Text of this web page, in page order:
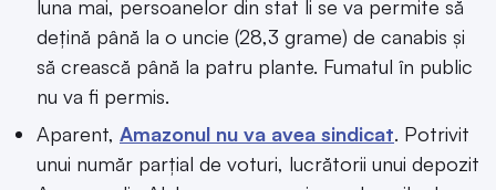
luna mai, persoanelor din stat li se va permite să
dețină până la o uncie (28,3 grame) de canabis și
să crească până la patru plante. Fumatul în public
nu va fi permis.
Aparent, Amazonul nu va avea sindicat. Potrivit
unui număr parțial de voturi, lucrătorii unui depozit